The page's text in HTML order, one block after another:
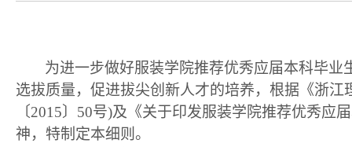
为进一步做好服装学院推荐优秀应届本科毕业
选拔质量， 促进拔尖创新人才的培养，根据《浙
〔2015〕 50号)及《关于印发服装学院推荐优秀应
神，特制定本细则。